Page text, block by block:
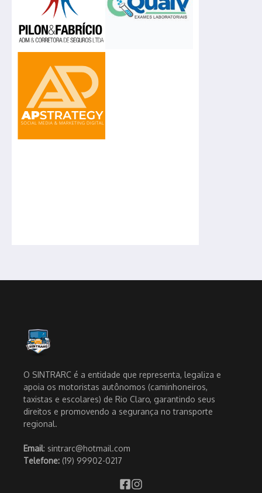
O SINTRARC é a entidade que representa, legaliza e
apoia os motoristas autônomos (caminhoneiros,
taxistas e escolares) de Rio Claro, garantindo seus
direitos e promovendo a segurança no transporte
regional.
Email: sintrarc@hotmail.com
Telefone: (19) 99902-0217